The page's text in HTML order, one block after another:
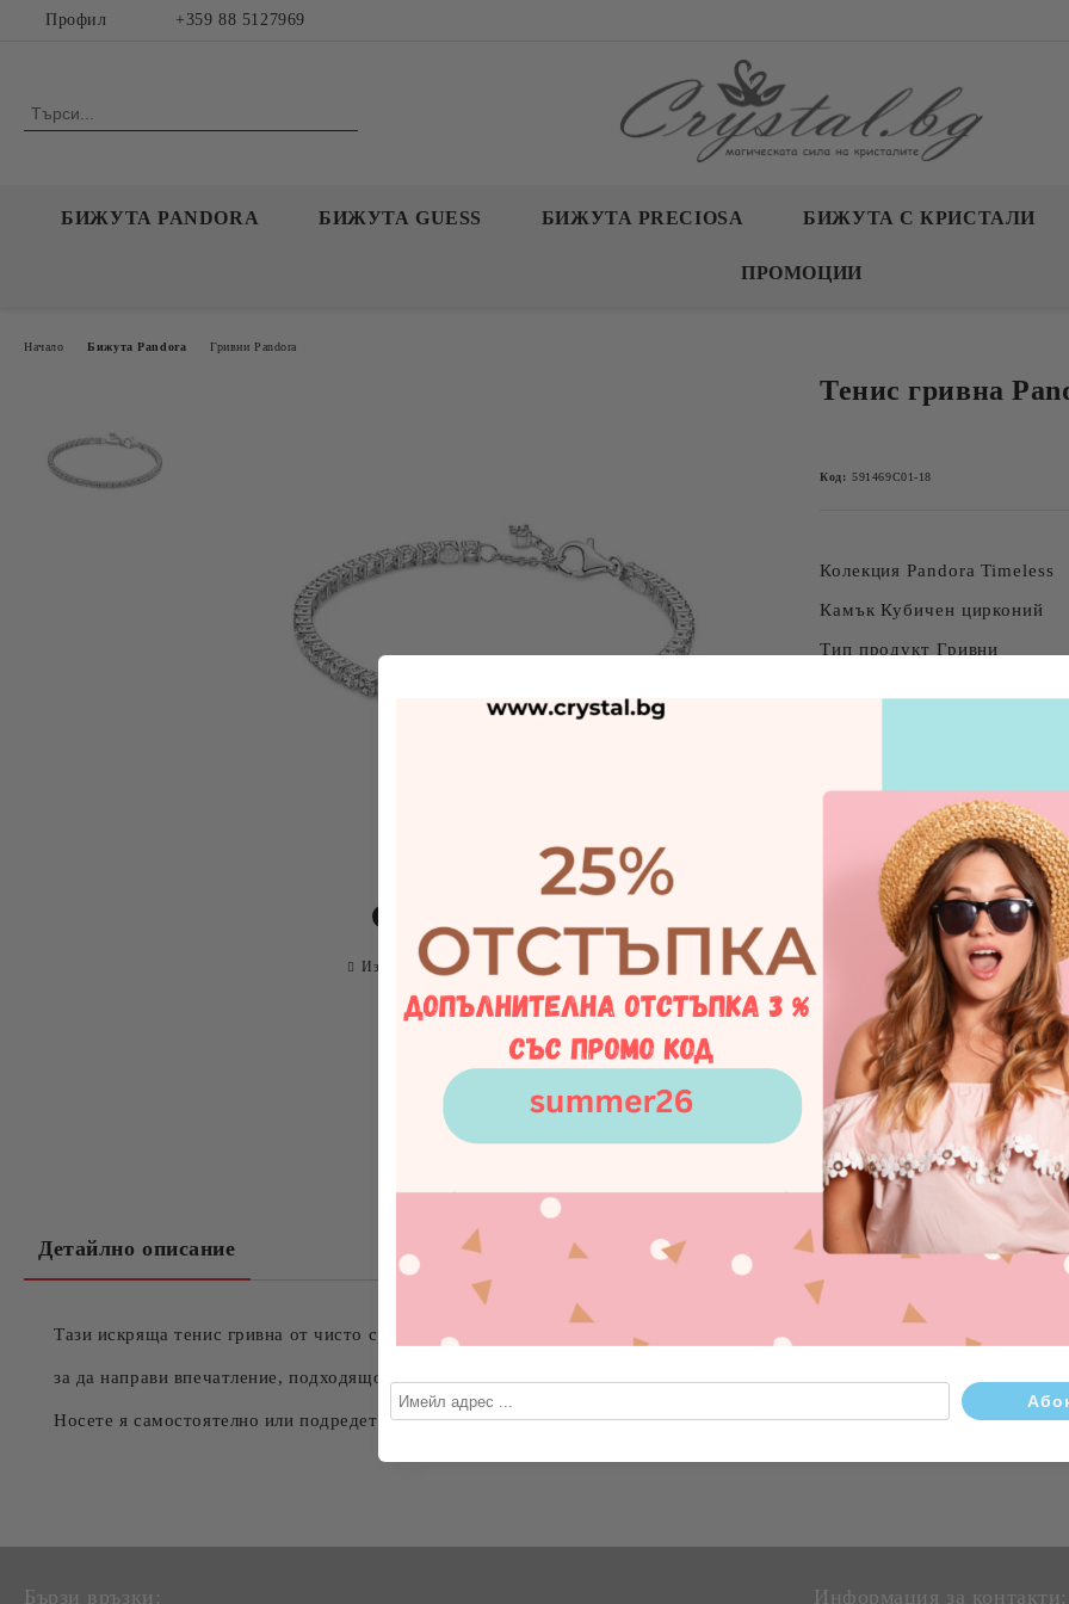
Профил +359 88 5127969
БИЖУТА PANDORA БИЖУТА GUESS БИЖУТА PRECIOSA БИЖУТА С КРИСТАЛИ
ПРОМОЦИИ
Начало Бижута Pandora Гривни Pandora
Тенис гривна
Код: 591469C01-18
Колекция Pandora Timeless
Камък Кубичен цирконий
Тип продукт Гривни
Височина: 2,86 мм
Съжаляваме, продукта е
Pandora
Изпрати на приятел Оцени продукта
Ревюта
Детайлно описание
Тази искряща тенис гривна от чисто сребро има квадратни цанги и е украсена с дръзка линия от прозрачен кубичен
за да направи впечатление, подходящо за всеки повод.
Носете я самостоятелно или подредете гривни с различни цветове и метални покрития за модерен външен вид.
Бързи връзки: Информация за контакти: